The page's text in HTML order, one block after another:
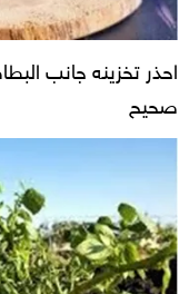
احذر تخزينه جانب
صحيح